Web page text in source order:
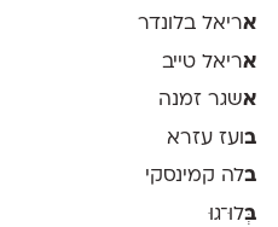
אריאל בלונדר
אריאל טייב
אשגר זמנה
בועז עזרא
בלה קמינסקי
בְּלוּ־גוּ